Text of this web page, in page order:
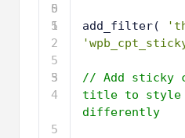
0
5
1
5
2
5
3
5
4
5
add_filter(
// Add sticky
title to style
differently